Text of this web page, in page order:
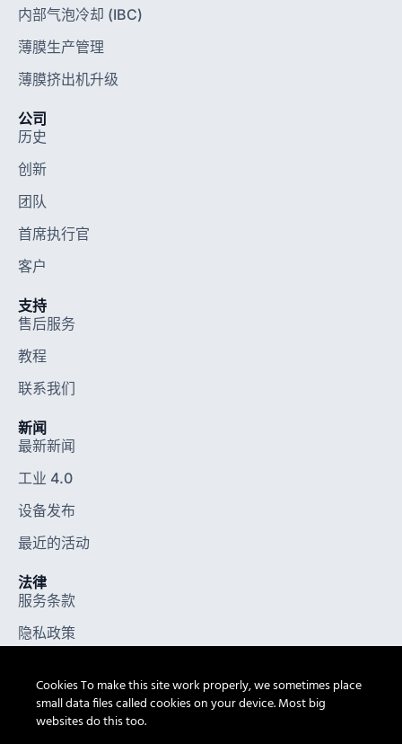
内部气泡冷却 (IBC)
薄膜生产管理
薄膜挤出机升级
公司
历史
创新
团队
首席执行官
客户
支持
售后服务
教程
联系我们
新闻
最新新闻
工业 4.0
设备发布
最近的活动
法律
服务条款
隐私政策
通用条款和条件
Cookies To make this site work properly, we sometimes place
small data files called cookies on your device. Most big
websites do this too.